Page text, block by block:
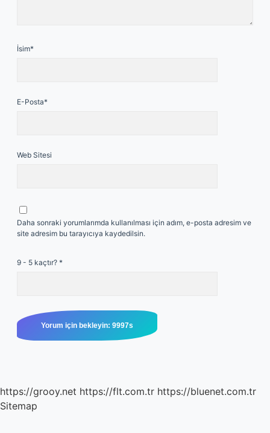
İsim*
E-Posta*
Web Sitesi
Daha sonraki yorumlarımda kullanılması için adım, e-posta adresim ve
site adresim bu tarayıcıya kaydedilsin.
9 - 5 kaçtır? *
https://grooy.net https://flt.com.tr https://bluenet.com.tr
Sitemap